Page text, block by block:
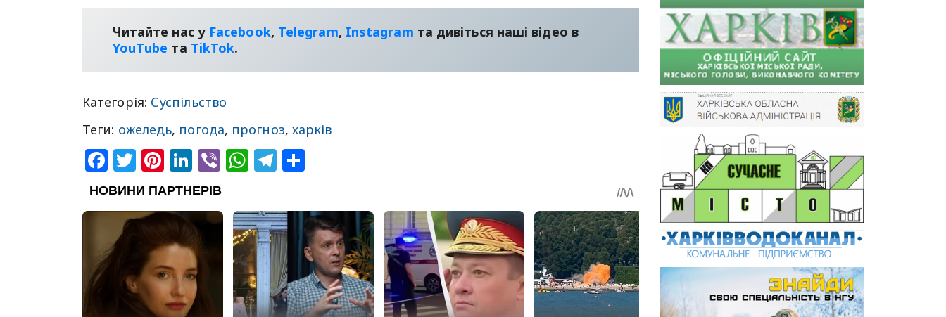
Читайте нас у Facebook, Telegram, Instagram та дивіться наші відео в
YouТube та TikTok.
Категорія: Суспільство
Теги: ожеледь, погода, прогноз, харків
Facebook
Twitter
Pinterest
LinkedIn
ViberWhatsApp
Telegram